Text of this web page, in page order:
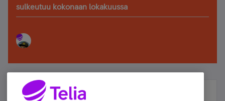
sulkeutuu kokonaan lokakuussa
Älä jää paitsi – osallistu ja voita!